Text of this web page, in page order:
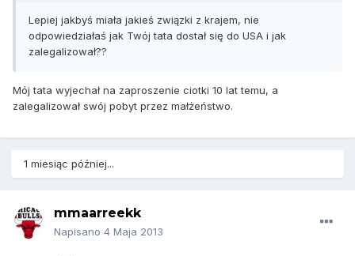
Lepiej jakbyś miała jakieś związki z krajem, nie
odpowiedziałaś jak Twój tata dostał się do USA i jak
zalegalizował??
Mój tata wyjechał na zaproszenie ciotki 10 lat temu, a
zalegalizował swój pobyt przez małżeństwo.
1 miesiąc później...
mmaarreekk
Napisano 4 Maja 2013